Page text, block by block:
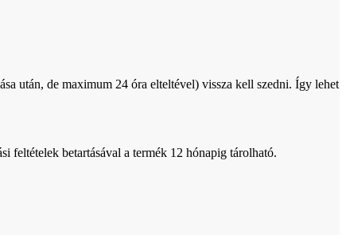
után, de maximum 24 óra elteltével) vissza kell szedni. Így lehet
feltételek betartásával a termék 12 hónapig tárolható.